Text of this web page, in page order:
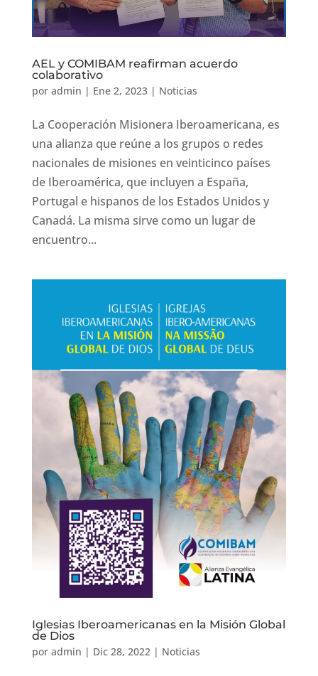
AEL y COMIBAM reafirman acuerdo
colaborativo
por admin | Ene 2, 2023| Noticias
La Cooperación Misionera Iberoamericana, es
una alianza que reúne a los grupos o redes
nacionales de misiones en veinticinco países
de Iberoamérica, que incluyen a España,
Portugal e hispanos de los Estados Unidos y
Canadá. La misma sirve como un lugar de
encuentro...
Iglesias Iberoamericanas en la Misión Global
de Dios
por admin | Dic 28, 2022| Noticias